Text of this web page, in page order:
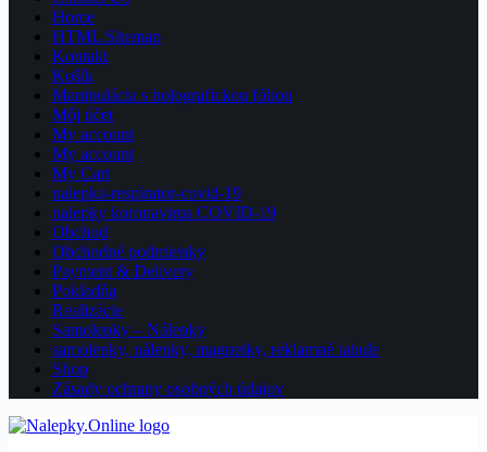
Home
HTML Sitemap
Kontakt
Košík
Manipulácia s holografickou fóliou
Môj účet
My account
My account
My Cart
nalepka-respirator-covid-19
nalepky koronavirus COVID-19
Obchod
Obchodné podmienky
Payment & Delivery
Pokladňa
Realizácie
Samolepky – Nálepky
samolepky, nálepky, magnetky, reklamné tabule
Shop
Zásady ochrany osobných údajov